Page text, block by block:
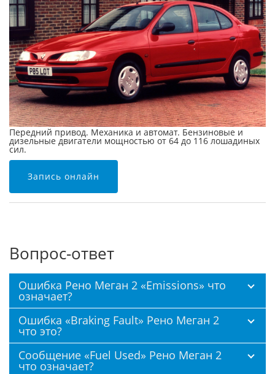
Передний привод. Механика и автомат. Бензиновые и
дизельные двигатели мощностью от 64 до 116 лошадиных
сил.
Запись онлайн
Вопрос-ответ
Ошибка Рено Меган 2 «Emissions» что
означает?
Ошибка «Braking Fault» Рено Меган 2
что это?
Сообщение «Fuel Used» Рено Меган 2
что означает?